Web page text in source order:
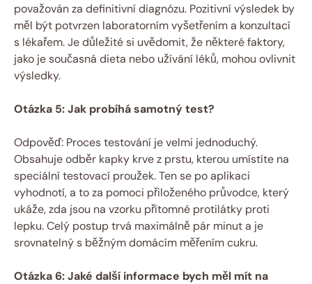
považován za definitivní diagnózu. Pozitivní‌ výsledek by
měl ‌být‍ potvrzen laboratorním ⁤vyšetřením ‌a konzultací
⁤s lékařem. Je důležité si uvědomit, že některé faktory,
jako je současná dieta⁤ nebo ⁢užívání léků, mohou ovlivnit
výsledky.
Otázka ⁢5: Jak​ probíhá samotný test?
Odpověď: Proces testování je velmi jednoduchý.
Obsahuje ‌odběr kapky krve z prstu, kterou umístíte na
speciální testovací proužek. Ten se po aplikaci
vyhodnotí, a to za pomoci přiloženého průvodce, který
ukáže, zda jsou na vzorku přítomné protilátky proti
lepku. Celý postup trvá‍ maximálně pár minut a je
‌srovnatelný s běžným domácím měřením cukru.
Otázka 6: Jaké další⁣ informace bych měl mít na